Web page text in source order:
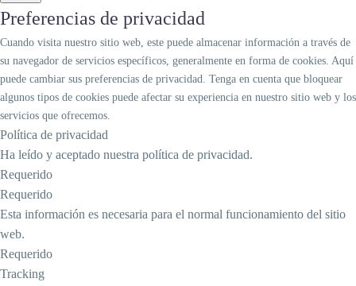
Preferencias de privacidad
Cuando visita nuestro sitio web, este puede almacenar información a través de
su navegador de servicios específicos, generalmente en forma de cookies. Aquí
puede cambiar sus preferencias de privacidad. Tenga en cuenta que bloquear
algunos tipos de cookies puede afectar su experiencia en nuestro sitio web y los
servicios que ofrecemos.
Política de privacidad
Ha leído y aceptado nuestra política de privacidad.
Requerido
Requerido
Esta información es necesaria para el normal funcionamiento del sitio
web.
Requerido
Tracking